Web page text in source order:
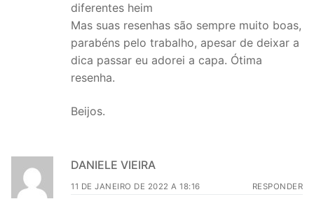
diferentes heim
Mas suas resenhas são sempre muito boas,
parabéns pelo trabalho, apesar de deixar a
dica passar eu adorei a capa. Ótima
resenha.
Beijos.
DANIELE VIEIRA
11 DE JANEIRO DE 2022 A 18:16 RESPONDER